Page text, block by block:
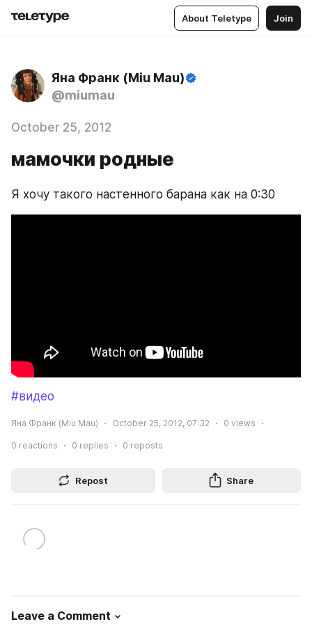
About Teletype Join
Яна Франк (Miu Mau)
@miumau
October 25, 2012
мамочки родные
Я хочу такого настенного барана как на 0:30
#видео
Яна Франк (Miu Mau) October 25, 2012, 07:32 0 views
0 reactions 0 replies 0 reposts
Repost Share
Leave a Comment